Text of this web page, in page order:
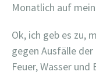
Monatlich auf
Ok, ich geb es zu,
gegen Ausfälle
Feuer, Wasser